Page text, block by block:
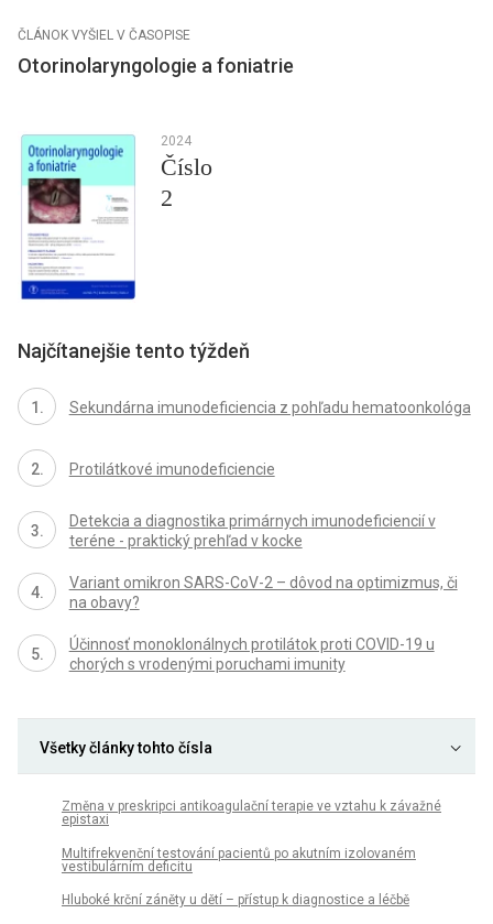
ČLÁNOK VYŠIEL V ČASOPISE
Otorinolaryngologie a foniatrie
2024
Číslo
2
Najčítanejšie tento týždeň
Sekundárna imunodeficiencia z pohľadu hematoonkológa
Protilátkové imunodeficiencie
Detekcia a diagnostika primárnych imunodeficiencií v
teréne - praktický prehľad v kocke
Variant omikron SARS-CoV-2 – dôvod na optimizmus, či
na obavy?
Účinnosť monoklonálnych protilátok proti COVID-19 u
chorých s vrodenými poruchami imunity
Všetky články tohto čísla
Změna v preskripci antikoagulační terapie ve vztahu k závažné
epistaxi
Multifrekvenční testování pacientů po akutním izolovaném
vestibulárním deficitu
Hluboké krční záněty u dětí – přístup k diagnostice a léčbě